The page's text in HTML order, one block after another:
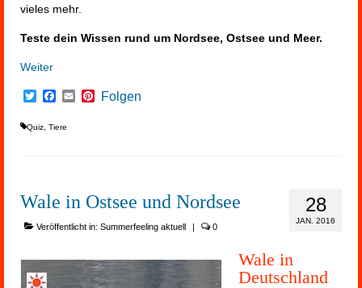
vieles mehr.
Teste dein Wissen rund um Nordsee, Ostsee und Meer.
Weiter
TwitterFacebook
EmailPinterest
Folgen
Quiz Tiere
28
JAN. 2016
Wale in Ostsee und Nordsee
Veröffentlicht in: Summerfeeling aktuell | 0
Wale in
Deutschland